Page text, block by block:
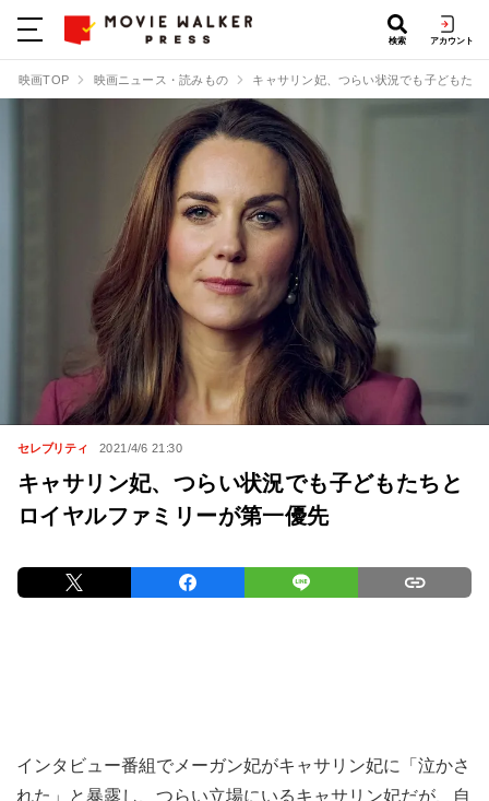
検索 アカウント
映画TOP 映画ニュース・読みもの キャサリン妃、つらい状況でも子どもた
セレブリティ 2021/4/6 21:30
キャサリン妃、つらい状況でも子どもたちと
ロイヤルファミリーが第一優先
インタビュー番組でメーガン妃がキャサリン妃に「泣かさ
れた」と暴露し、つらい立場にいるキャサリン妃だが、自